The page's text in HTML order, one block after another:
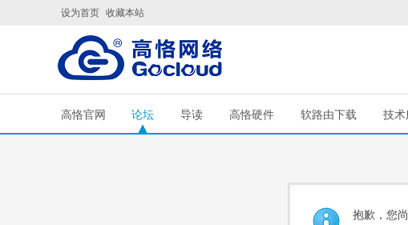
设为首页 收藏本站
高恪官网 论坛 导读 高恪硬件 软路由下载 技术
抱歉，您